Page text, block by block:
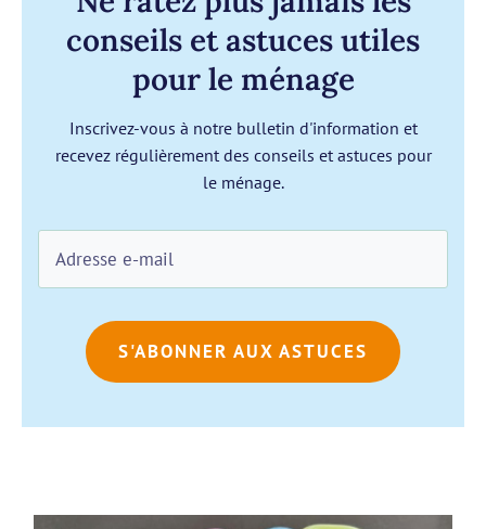
conseils et astuces utiles
pour le ménage
Inscrivez-vous à notre bulletin d'information et
recevez régulièrement des conseils et astuces pour
le ménage.
S'ABONNER AUX ASTUCES